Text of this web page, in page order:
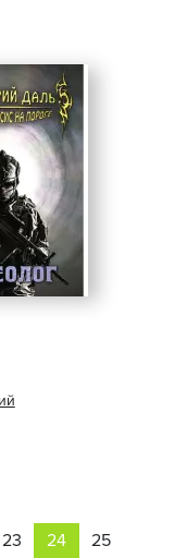
23 24 25